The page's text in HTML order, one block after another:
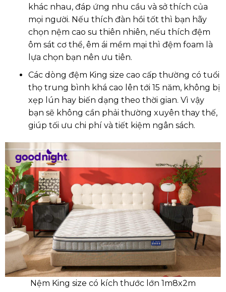
khác nhau, đáp ứng nhu cầu và sở thích của
mọi người. Nếu thích đàn hồi tốt thì bạn hãy
chọn nệm cao su thiên nhiên, nếu thích đệm
ôm sát cơ thể, êm ái mềm mại thì đệm foam là
lựa chọn bạn nên ưu tiên.
Các dòng đệm King size cao cấp thường có tuổi
thọ trung bình khá cao lên tới 15 năm, không bị
xẹp lún hay biến dạng theo thời gian. Vì vậy
bạn sẽ không cần phải thường xuyên thay thế,
giúp tối ưu chi phí và tiết kiệm ngân sách.
Nệm King size có kích thước lớn 1m8x2m